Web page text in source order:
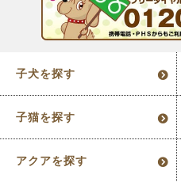
子犬を探す
子猫を探す
アクアを探す